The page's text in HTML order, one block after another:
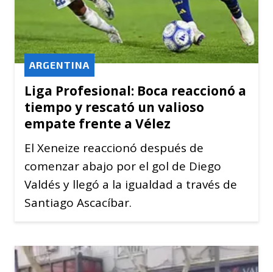
Liga Profesional: Boca reaccionó a
tiempo y rescató un valioso
empate frente a Vélez
ARGENTINA
El Xeneize reaccionó después de
comenzar abajo por el gol de Diego
Valdés y llegó a la igualdad a través de
Santiago Ascacíbar.